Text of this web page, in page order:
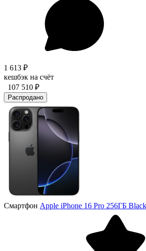
1 613 ₽
кешбэк на счёт
107 510 ₽
Распродано
Смартфон Apple iPhone 16 Pro 256ГБ